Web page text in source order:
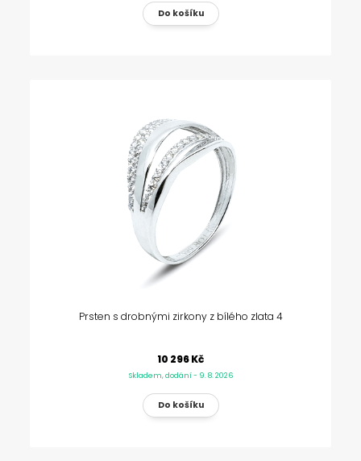
Prsten s drobnými zirkony z bílého zlata 4
10 296 Kč
Skladem, dodání - 9. 8. 2026